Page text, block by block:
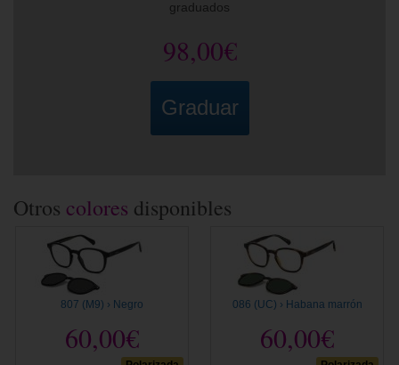
graduados
98,00€
Graduar
Otros colores disponibles
807 (M9) › Negro
60,00€
086 (UC) › Habana marrón
60,00€